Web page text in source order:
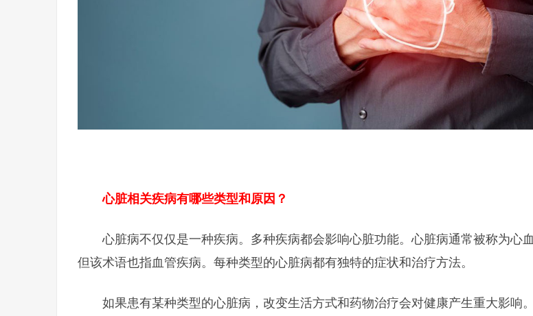
心脏相关疾病有哪些类型和原因？
心脏病不仅仅是一种疾病。多种疾病都会影响心脏功能。心脏病通常被称为心
但该术语也指血管疾病。每种类型的心脏病都有独特的症状和治疗方法。
如果患有某种类型的心脏病，改变生活方式和药物治疗会对健康产生重大影响